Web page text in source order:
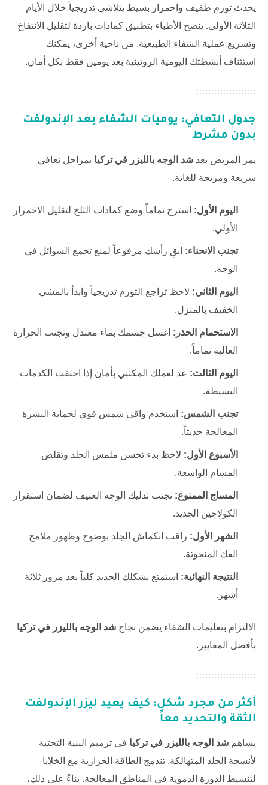
يحدث تورم طفيف واحمرار بسيط يتلاشى تدريجياً خلال الأيام
الثلاثة الأولى. ينصح الأطباء بتطبيق كمادات باردة لتقليل الانتفاخ
وتسريع عملية الشفاء الطبيعية. من ناحية أخرى، يمكنك
استئناف أنشطتك اليومية الروتينية بعد يومين فقط بكل أمان.
جدول التعافي: يوميات الشفاء بعد الإندولفت
بدون مشرط
يمر المريض بعد شد الوجه بالليزر في تركيا بمراحل تعافي
سريعة ومريحة للغاية.
اليوم الأول: استرح تماماً وضع كمادات الثلج لتقليل الاحمرار
الأولي.
تجنب الانحناء: ابقِ رأسك مرفوعاً لمنع تجمع السوائل في
الوجه.
اليوم الثاني: لاحظ تراجع التورم تدريجياً وابدأ بالمشي
الخفيف بالمنزل.
الاستحمام الحذر: اغسل جسمك بماء معتدل وتجنب الحرارة
العالية تماماً.
اليوم الثالث: عد لعملك المكتبي بأمان إذا اختفت الكدمات
البسيطة.
تجنب الشمس: استخدم واقي شمس قوي لحماية البشرة
المعالجة حديثاً.
الأسبوع الأول: لاحظ بدء تحسن ملمس الجلد وتقلص
المسام الواسعة.
المساج الممنوع: تجنب تدليك الوجه العنيف لضمان استقرار
الكولاجين الجديد.
الشهر الأول: راقب انكماش الجلد بوضوح وظهور ملامح
الفك المنحوتة.
النتيجة النهائية: استمتع بشكلك الجديد كلياً بعد مرور ثلاثة
أشهر.
الالتزام بتعليمات الشفاء يضمن نجاح شد الوجه بالليزر في تركيا
بأفضل المعايير.
أكثر من مجرد شكل: كيف يعيد ليزر الإندولفت
الثقة والتحديد معاً
يساهم شد الوجه بالليزر في تركيا في ترميم البنية التحتية
لأنسجة الجلد المتهالكة. تندمج الطاقة الحرارية مع الخلايا
لتنشيط الدورة الدموية في المناطق المعالجة. بناءً على ذلك،